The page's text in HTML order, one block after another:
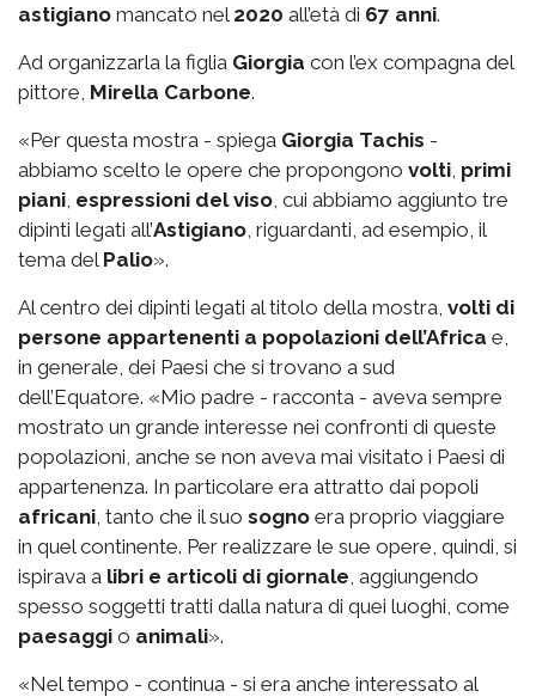
astigiano mancato nel 2020 all’età di 67 anni.
Ad organizzarla la figlia Giorgia con l’ex compagna del
pittore, Mirella Carbone.
«Per questa mostra - spiega Giorgia Tachis -
abbiamo scelto le opere che propongono volti primi
piani espressioni del viso , cui abbiamo aggiunto tre
dipinti legati all’Astigiano , riguardanti, ad esempio, il
tema del Palio».
Al centro dei dipinti legati al titolo della mostra, volti di
persone appartenenti a popolazioni dell’Africa e,
in generale, dei Paesi che si trovano a sud
dell’Equatore. «Mio padre - racconta - aveva sempre
mostrato un grande interesse nei confronti di queste
popolazioni, anche se non aveva mai visitato i Paesi di
appartenenza. In particolare era attratto dai popoli
africani , tanto che il suo sogno era proprio viaggiare
in quel continente. Per realizzare le sue opere, quindi, si
ispirava a libri e articoli di giornale , aggiungendo
spesso soggetti tratti dalla natura di quei luoghi, come
paesaggi o animali».
«Nel tempo - continua - si era anche interessato al